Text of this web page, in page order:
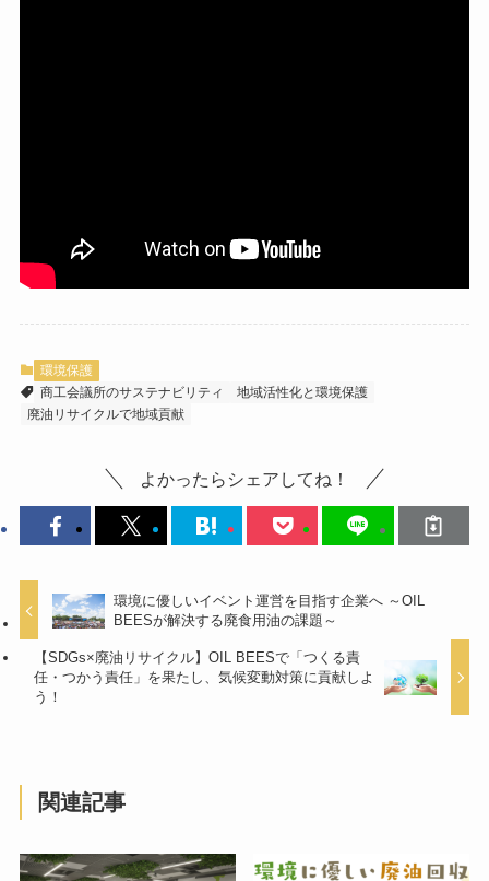
環境保護
商工会議所のサステナビリティ
地域活性化と環境保護
廃油リサイクルで地域貢献
よかったらシェアしてね！
環境に優しいイベント運営を目指す企業へ ～OIL
BEESが解決する廃食用油の課題～
【SDGs×廃油リサイクル】OIL BEESで「つくる責
任・つかう責任」を果たし、気候変動対策に貢献しよ
う！
関連記事